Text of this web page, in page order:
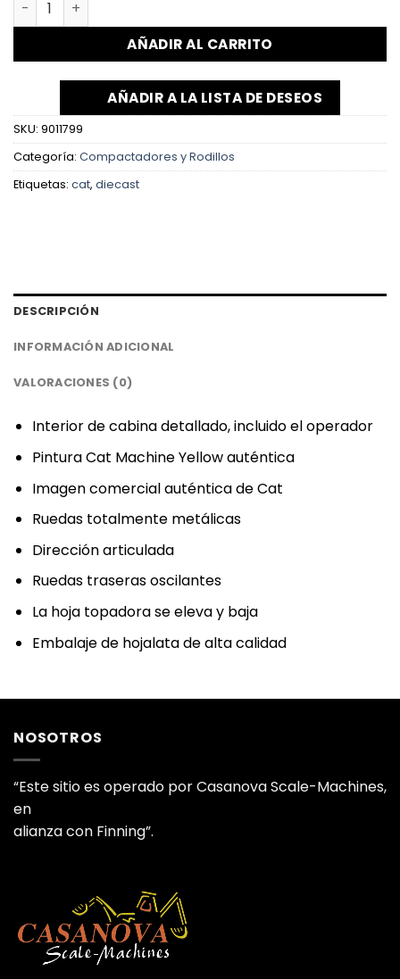
AÑADIR AL CARRITO
AÑADIR A LA LISTA DE DESEOS
SKU: 9011799
Categoría: Compactadores y Rodillos
Etiquetas: cat, diecast
DESCRIPCIÓN
INFORMACIÓN ADICIONAL
VALORACIONES (0)
Interior de cabina detallado, incluido el operador
Pintura Cat Machine Yellow auténtica
Imagen comercial auténtica de Cat
Ruedas totalmente metálicas
Dirección articulada
Ruedas traseras oscilantes
La hoja topadora se eleva y baja
Embalaje de hojalata de alta calidad
NOSOTROS
“Este sitio es operado por Casanova Scale-Machines,
en
alianza con Finning”.